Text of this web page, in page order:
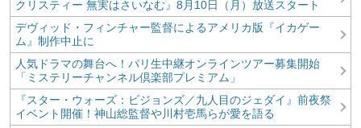
クリスティー 無実はさいなむ』8月10日（月）放送スタート
デヴィッド・フィンチャー監督によるアメリカ版『イカゲー
ム』制作中止に
人気ドラマの舞台へ！パリ生中継オンラインツアー募集開始
「ミステリーチャンネル倶楽部プレミアム」
『スター・ウォーズ：ビジョンズ／九人目のジェダイ』前夜祭
イベント開催！神山総監督や川村壱馬らが愛を語る